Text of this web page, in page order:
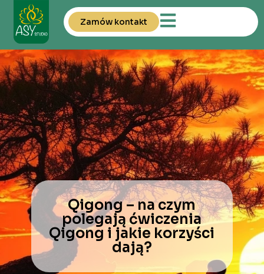
Zamów kontakt
Qigong – na czym
polegają ćwiczenia
Qigong i jakie korzyści
dają?